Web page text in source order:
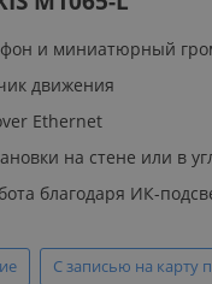
и миниатюрный
движения
Ethernet
на стене или в
благодаря ИК-
С записью на карту